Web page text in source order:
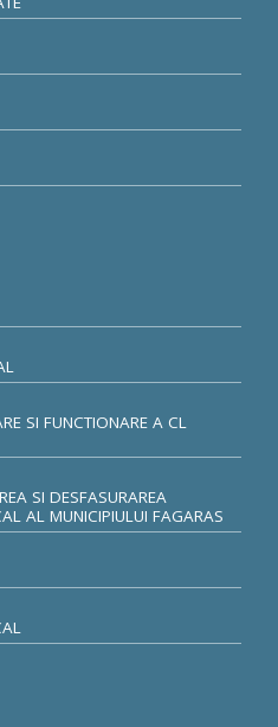
SI FUNCTIONARE A CL
SI DESFASURAREA
AL MUNICIPIULUI FAGARAS